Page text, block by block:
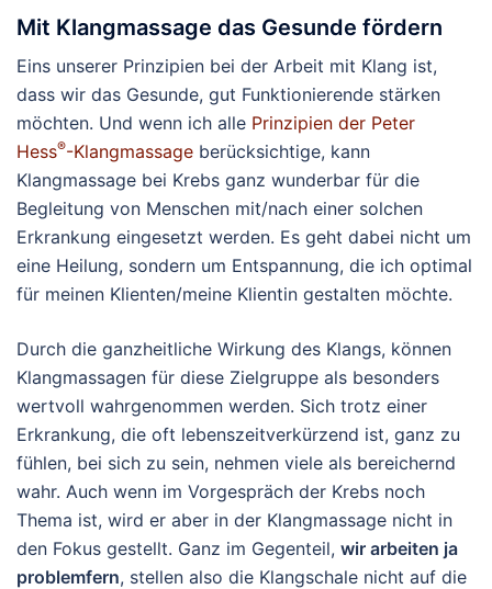
Mit Klangmassage das Gesunde fördern
Eins unserer Prinzipien bei der Arbeit mit Klang ist,
dass wir das Gesunde, gut Funktionierende stärken
möchten. Und wenn ich alle Prinzipien der Peter
Hess®-Klangmassage berücksichtige, kann
Klangmassage bei Krebs ganz wunderbar für die
Begleitung von Menschen mit/nach einer solchen
Erkrankung eingesetzt werden. Es geht dabei nicht um
eine Heilung, sondern um Entspannung, die ich optimal
für meinen Klienten/meine Klientin gestalten möchte.
Durch die ganzheitliche Wirkung des Klangs, können
Klangmassagen für diese Zielgruppe als besonders
wertvoll wahrgenommen werden. Sich trotz einer
Erkrankung, die oft lebenszeitverkürzend ist, ganz zu
fühlen, bei sich zu sein, nehmen viele als bereichernd
wahr. Auch wenn im Vorgespräch der Krebs noch
Thema ist, wird er aber in der Klangmassage nicht in
den Fokus gestellt. Ganz im Gegenteil, wir arbeiten ja
problemfern, stellen also die Klangschale nicht auf die